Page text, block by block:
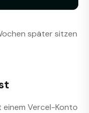
später sitzen
Vercel-Konto